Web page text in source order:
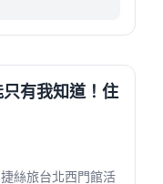
有我知道！住
絲旅台北西門館活